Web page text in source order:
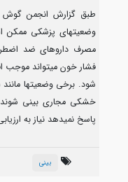
طبق گزارش انجمن گوش
وضعیتهای پزشکی ممکن
مصرف داروهای ضد
فشار خون میتواند
شود. برخی وضعیتها
خشکی مجاری بینی
پاسخ نمیدهد نیاز به
بینی